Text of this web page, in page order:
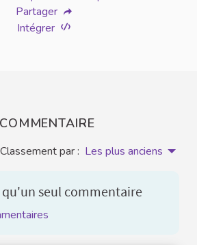
Partager
Intégrer
Classement par : Les plus anciens
qu'un seul commentaire